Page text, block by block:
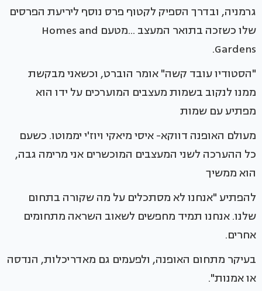
גרמניה, ובדרך הספיק לקטוף פרס נוסף ליריעת הפרסים
שלו כשזכה בתואר המעצב ...מטעם Homes and
Gardens.
"הסטודיו עובד קשה" אומר הוברט, וכשאני מבקשת
ממנו לנקוב בשמות מעצבים המוערכים על ידו הוא
מפתיע עם שמות
מעולם האופנה דווקא- איסי מיאקי ויוז'י יממוטו. כשעם
כל ההערכה לשני המעצבים המוכשרים אני מרימה גבה,
הוא ממשיך
להפתיע "אנחנו לא מסתכלים על מה שקורה בתחום
שלנו. אנחנו תמיד מחפשים לשאוב השראה מתחומים
אחרים.
בעיקר מתחום האופנה, ולפעמים גם מאדריכלות, הנדסה
או אמנות".